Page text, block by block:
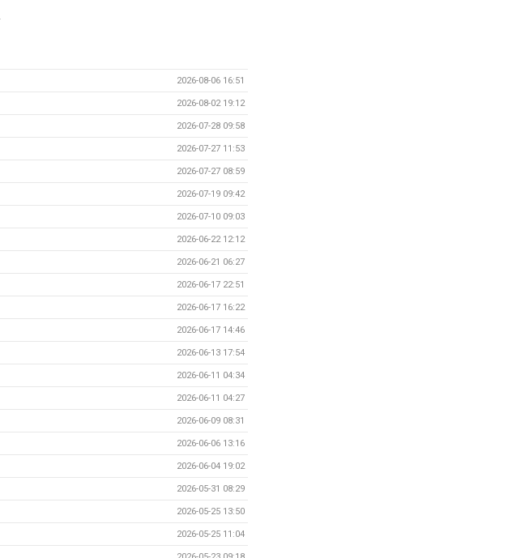
2026-08-06 16:51
2026-08-02 19:12
2026-07-28 09:58
2026-07-27 11:53
2026-07-27 08:59
2026-07-19 09:42
2026-07-10 09:03
2026-06-22 12:12
2026-06-21 06:27
2026-06-17 22:51
2026-06-17 16:22
2026-06-17 14:46
2026-06-13 17:54
2026-06-11 04:34
2026-06-11 04:27
2026-06-09 08:31
2026-06-06 13:16
2026-06-04 19:02
2026-05-31 08:29
2026-05-25 13:50
2026-05-25 11:04